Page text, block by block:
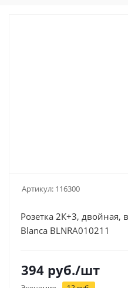
Артикул: 116300
Розетка 2К+3, двойная,
Blanca BLNRA010211
394 руб./шт